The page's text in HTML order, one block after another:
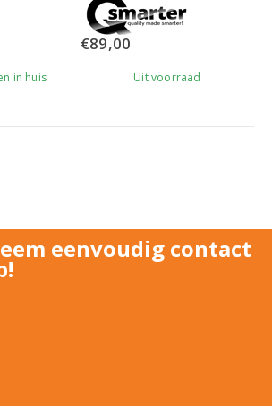
in huis
€89,00
Uit voorraad
eenvoudig contact